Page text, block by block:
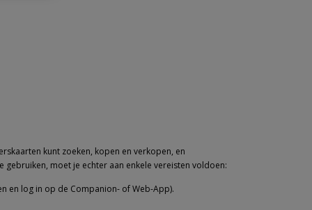
kunt zoeken, kopen en verkopen, en
moet je echter aan enkele vereisten voldoen:
en log in op de Companion- of Web-App).